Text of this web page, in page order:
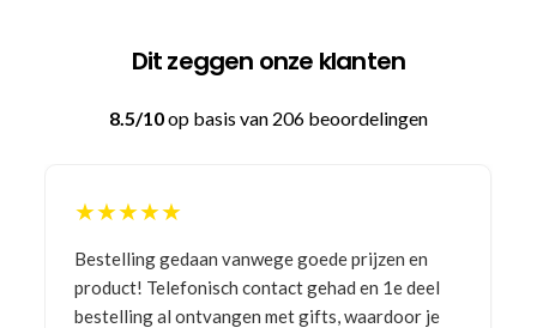
Dit zeggen onze klanten
8.5/10op basis van 206 beoordelingen
★★★★★
Bestelling gedaan vanwege goede prijzen en
product! Telefonisch contact gehad en 1e deel
bestelling al ontvangen met gifts, waardoor je